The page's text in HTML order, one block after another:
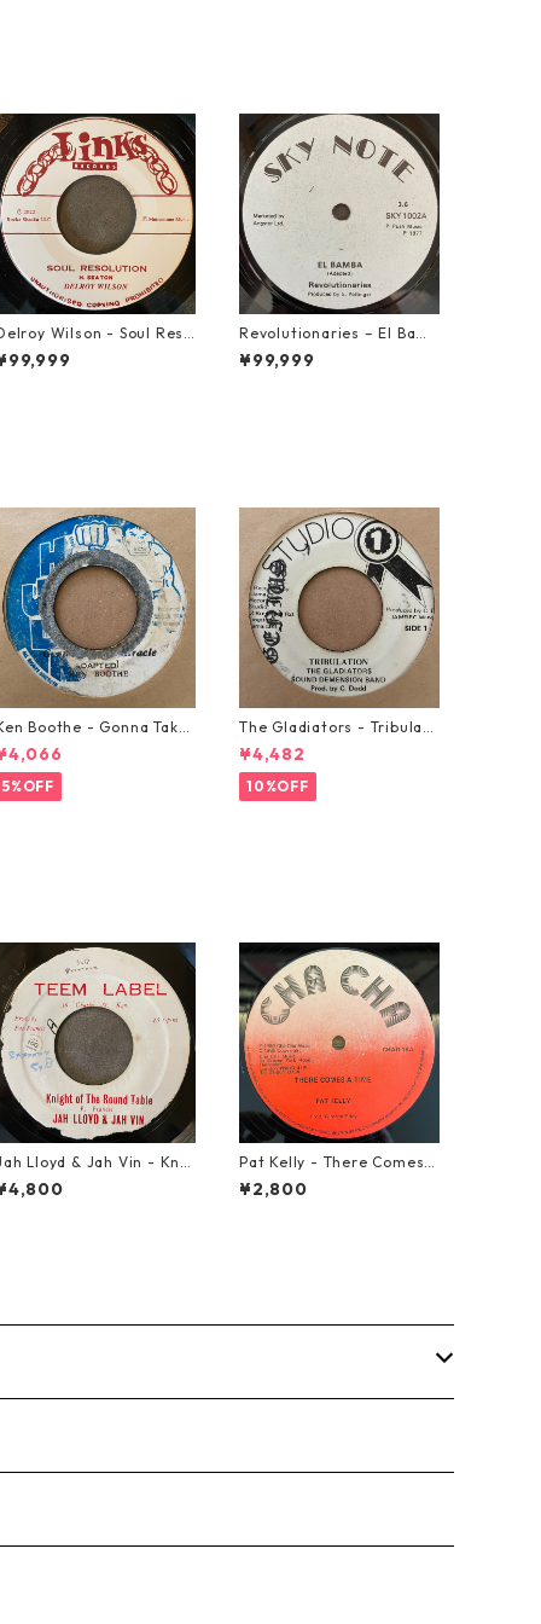
Wilson - Soul Reso
【7-21935】
Revolutionaries – El Bamb
a【7-21855】
¥99,999
Boothe - Gonna Take
Miracle【7-21362】
5%OFF
The Gladiators - Tribulati
on【7-21365】
¥4,482
10%OFF
Lloyd & Jah Vin - Knig
Of The Round Table【7
-21908】
Pat Kelly - There Comes A
Time【12-50057】
¥2,800